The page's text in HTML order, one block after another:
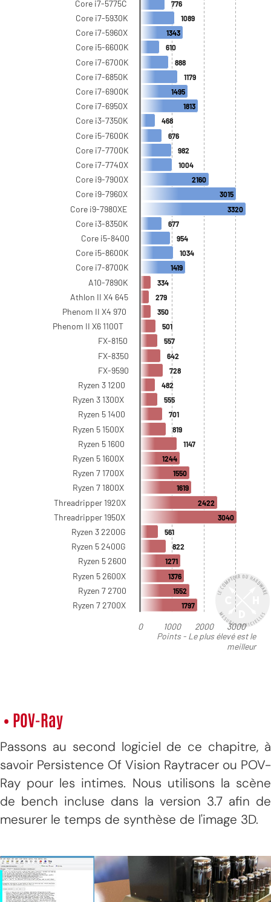
• POV-Ray
Passons au second logiciel de ce chapitre, à
savoir Persistence Of Vision Raytracer ou POV-
Ray pour les intimes. Nous utilisons la scène
de bench incluse dans la version 3.7 afin de
mesurer le temps de synthèse de l'image 3D.